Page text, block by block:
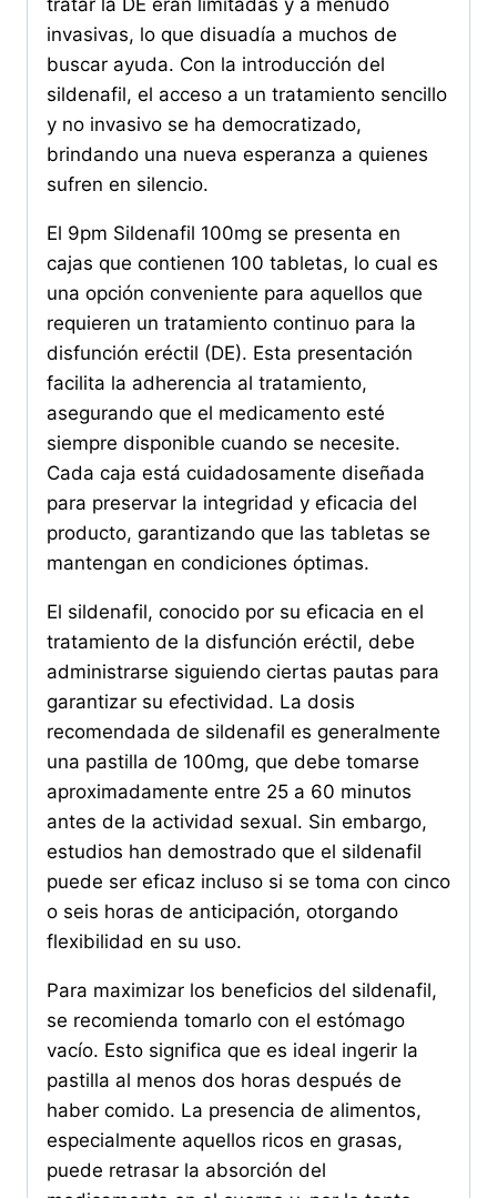
invasivas, lo que disuadía a muchos de
buscar ayuda. Con la introducción del
sildenafil, el acceso a un tratamiento sencillo
y no invasivo se ha democratizado,
brindando una nueva esperanza a quienes
sufren en silencio.
El 9pm Sildenafil 100mg se presenta en
cajas que contienen 100 tabletas, lo cual es
una opción conveniente para aquellos que
requieren un tratamiento continuo para la
disfunción eréctil (DE). Esta presentación
facilita la adherencia al tratamiento,
asegurando que el medicamento esté
siempre disponible cuando se necesite.
Cada caja está cuidadosamente diseñada
para preservar la integridad y eficacia del
producto, garantizando que las tabletas se
mantengan en condiciones óptimas.
El sildenafil, conocido por su eficacia en el
tratamiento de la disfunción eréctil, debe
administrarse siguiendo ciertas pautas para
garantizar su efectividad. La dosis
recomendada de sildenafil es generalmente
una pastilla de 100mg, que debe tomarse
aproximadamente entre 25 a 60 minutos
antes de la actividad sexual. Sin embargo,
estudios han demostrado que el sildenafil
puede ser eficaz incluso si se toma con cinco
o seis horas de anticipación, otorgando
flexibilidad en su uso.
Para maximizar los beneficios del sildenafil,
se recomienda tomarlo con el estómago
vacío. Esto significa que es ideal ingerir la
pastilla al menos dos horas después de
haber comido. La presencia de alimentos,
especialmente aquellos ricos en grasas,
puede retrasar la absorción del